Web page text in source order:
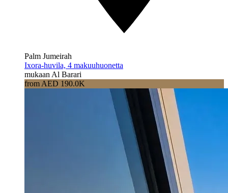
Palm Jumeirah
Ixora-huvila, 4 makuuhuonetta
mukaan Al Barari
from AED 190.0K